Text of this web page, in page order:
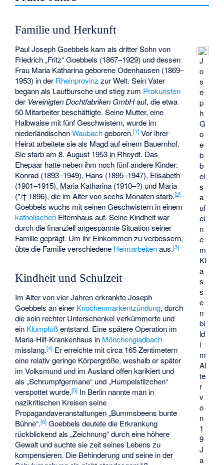
Familie und Herkunft
J
o
s
e
p
h
G
o
e
b
b
el
s
a
uf
ei
n
e
m
Kl
a
s
s
e
n
bi
ld
i
m
Al
te
r
v
o
n
1
9
J
a
Paul Joseph Goebbels kam als dritter Sohn von
Friedrich „Fritz“ Goebbels (1867–1929) und dessen
Frau Maria Katharina geborene Odenhausen (1869–
1953) in der Rheinprovinz zur Welt. Sein Vater
begann als Laufbursche und stieg zum Prokuristen
der Vereinigten Dochtfabriken GmbHauf, die etwa
50 Mitarbeiter beschäftigte. Seine Mutter, eine
Halbwaise mit fünf Geschwistern, wurde im
niederländischenWaubachgeboren.[1] Vor ihrer
Heirat arbeitete sie als Magd auf einem Bauernhof.
Sie starb am 8. August 1953 in Rheydt. Das
Ehepaar hatte neben ihm noch fünf andere Kinder:
Konrad (1893–1949), Hans (1895–1947), Elisabeth
(1901–1915), Maria Katharina (1910–?) und Maria
(*/† 1896), die im Alter von sechs Monaten starb.[2]
Goebbels wuchs mit seinen Geschwistern in einem
katholischen Elternhaus auf. Seine Kindheit war
durch die finanziell angespannte Situation seiner
Familie geprägt. Um ihr Einkommen zu verbessern,
übte die Familie verschiedene Heimarbeitenaus.[3]
Kindheit und Schulzeit
Im Alter von vier Jahren erkrankte Joseph
Goebbels an einer Knochenmarkentzündung, durch
die sein rechter Unterschenkel verkümmerte und
ein Klumpfußentstand. Eine spätere Operation im
Maria-Hilf-Krankenhaus in Mönchengladbach
misslang.[4] Er erreichte mit circa 165 Zentimetern
eine relativ geringe Körpergröße, weshalb er später
im Volksmund und im Ausland offen karikiert und
als „Schrumpfgermane“ und „Humpelstilzchen“
verspottet wurde.[5] In Berlin nannte man in
nazikritischen Kreisen seine
Propagandaveranstaltungen „Bummsbeens bunte
Bühne“.[6] Goebbels deutete die Erkrankung
rückblickend als „Zeichnung“ durch eine höhere
Gewalt und suchte sie zeit seines Lebens zu
kompensieren. Die Behinderung und seine in der